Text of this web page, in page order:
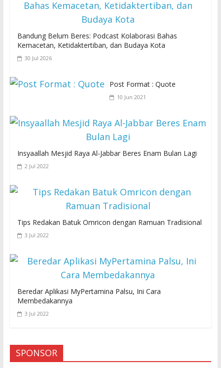
Bandung Belum Beres: Podcast Kolaborasi Bahas
Kemacetan, Ketidaktertiban, dan Budaya Kota
30 Jul 2026
Post Format : Quote
10 Jun 2021
Insyaallah Mesjid Raya Al-Jabbar Beres Enam Bulan Lagi
2 Jul 2022
Tips Redakan Batuk Omricon dengan Ramuan Tradisional
3 Jul 2022
Beredar Aplikasi MyPertamina Palsu, Ini Cara
Membedakannya
3 Jul 2022
SPONSOR